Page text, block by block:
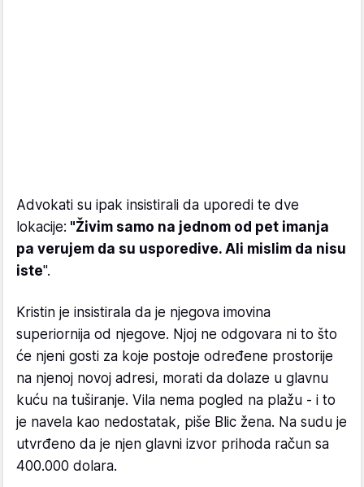
Advokati su ipak insistirali da uporedi te dve
lokacije: "Živim samo na jednom od pet imanja
pa verujem da su usporedive. Ali mislim da nisu
iste".
Kristin je insistirala da je njegova imovina
superiornija od njegove. Njoj ne odgovara ni to što
će njeni gosti za koje postoje određene prostorije
na njenoj novoj adresi, morati da dolaze u glavnu
kuću na tuširanje. Vila nema pogled na plažu - i to
je navela kao nedostatak, piše Blic žena. Na sudu je
utvrđeno da je njen glavni izvor prihoda račun sa
400.000 dolara.